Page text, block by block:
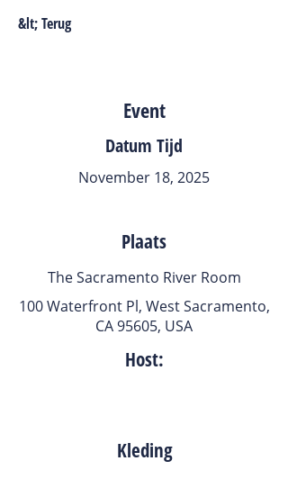
&lt; Terug
Event
Datum Tijd
November 18, 2025
Plaats
The Sacramento River Room
100 Waterfront Pl, West Sacramento,
CA 95605, USA
Host:
Kleding